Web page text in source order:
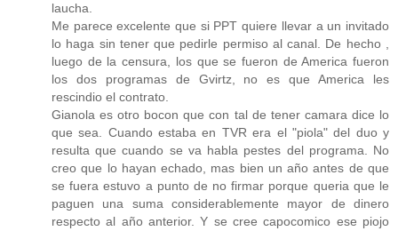
laucha.
Me parece excelente que si PPT quiere llevar a un invitado
lo haga sin tener que pedirle permiso al canal. De hecho ,
luego de la censura, los que se fueron de America fueron
los dos programas de Gvirtz, no es que America les
rescindio el contrato.
Gianola es otro bocon que con tal de tener camara dice lo
que sea. Cuando estaba en TVR era el "piola" del duo y
resulta que cuando se va habla pestes del programa. No
creo que lo hayan echado, mas bien un año antes de que
se fuera estuvo a punto de no firmar porque queria que le
paguen una suma considerablemente mayor de dinero
respecto al año anterior. Y se cree capocomico ese piojo